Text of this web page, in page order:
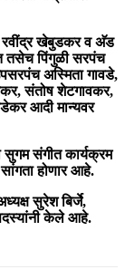
रवींद्र खेबुडकर व अ‍ॅड
तसेच पिंगुळी सरपंच
अस्मिता गावडे,
संतोष शेटगावकर,
आदी मान्यवर
सुगम संगीत कार्यक्रम
होणार आहे.
सुरेश बिर्जे,
सदस्यांनी केले आहे.